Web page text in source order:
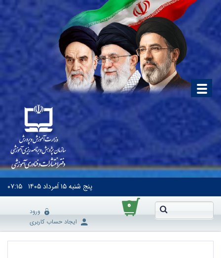
پنج شنبه۱۵ اَمرداد ۱۴۰۵ ۰۷:۱۵
۰
ورود
ایجاد حساب کاربری